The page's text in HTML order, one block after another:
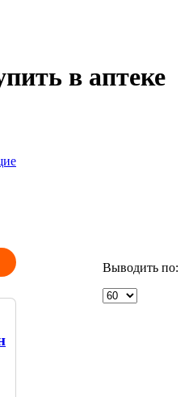
в аптеке
Выводить по: